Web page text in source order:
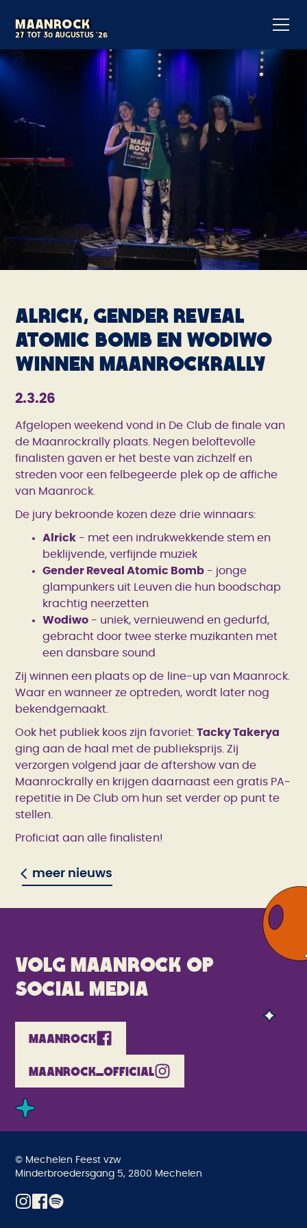
Maanrock
Maanrock
27 tot 30 augustus '26
21 tot 24 augustus '25
Alrick, Gender Reveal
Atomic Bomb en Wodiwo
winnen Maanrockrally
2.3.26
Afgelopen weekend vond in De Club de finale van
de Maanrockrally plaats. Negen beloftevolle
finalisten gaven er het beste van zichzelf en
streden voor een felbegeerde plek op de affiche
van Maanrock.
De jury bekroonde kozen deze drie winnaars:
Alrick - met een indrukwekkende stem en
beklijvende, verfijnde muziek
Gender Reveal Atomic Bomb - jonge
glampunkers uit Leuven die hun boodschap
krachtig neerzetten
Wodiwo - uniek, vernieuwend en gedurfd,
gebracht door twee sterke muzikanten met
een dansbare sound
Zij winnen een plaats op de line-up van Maanrock.
Waar en wanneer ze optreden, wordt later nog
bekendgemaakt.
Ook het publiek koos zijn favoriet: Tacky Takerya
ging aan de haal met de publieksprijs. Zij
verzorgen volgend jaar de aftershow van de
Maanrockrally en krijgen daarnaast een gratis PA-
repetitie in De Club om hun set verder op punt te
stellen.
Proficiat aan alle finalisten!
meer nieuws
Volg maanrock op
social media
MAANROCK
MAANROCK_OFFICIAL
© Mechelen Feest vzw
Minderbroedersgang 5, 2800 Mechelen